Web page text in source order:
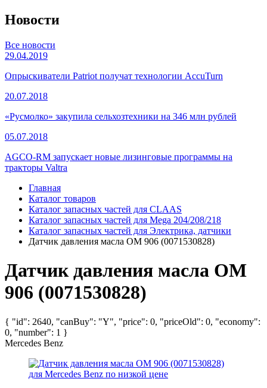
Новости
Все новости
29.04.2019
Опрыскиватели Patriot получат технологии AccuTurn
20.07.2018
«Русмолко» закупила сельхозтехники на 346 млн рублей
05.07.2018
AGCO-RM запускает новые лизинговые программы на
тракторы Valtra
Главная
Каталог товаров
Каталог запасных частей для CLAAS
Каталог запасных частей для Mega 204/208/218
Каталог запасных частей для Электрика, датчики
Датчик давления масла OM 906 (0071530828)
Датчик давления масла OM
906 (0071530828)
{ "id": 2640, "canBuy": "Y", "price": 0, "priceOld": 0, "economy":
0, "number": 1 }
Mercedes Benz